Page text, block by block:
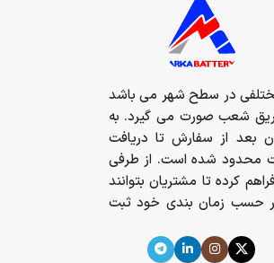
در سطح شهر می باشد
شعب صورت می گیرد. به
از سفارش تا دریافت
محدود شده است. از طرفی
کرده تا مشتریان بتوانند
بر حسب زمان بندی خود ثبت